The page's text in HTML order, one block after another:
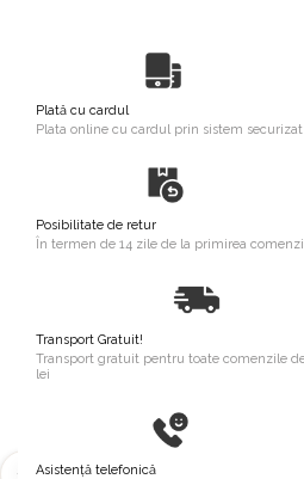
Plată cu cardul
Plata online cu cardul prin sistem securizat
Posibilitate de retur
În termen de 14 zile de la primirea
Transport Gratuit!
Transport gratuit pentru toate comenzile
lei
Asistență telefonică